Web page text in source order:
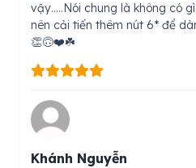
vậy…..Nói chung là không có
nên cải tiến thêm nút 6* để
👏🙃❤️☘️
Khánh Nguyễn